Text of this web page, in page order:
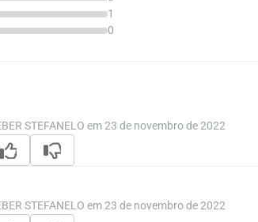
1
0
STEFANELO em 23 de novembro de 2022
STEFANELO em 23 de novembro de 2022